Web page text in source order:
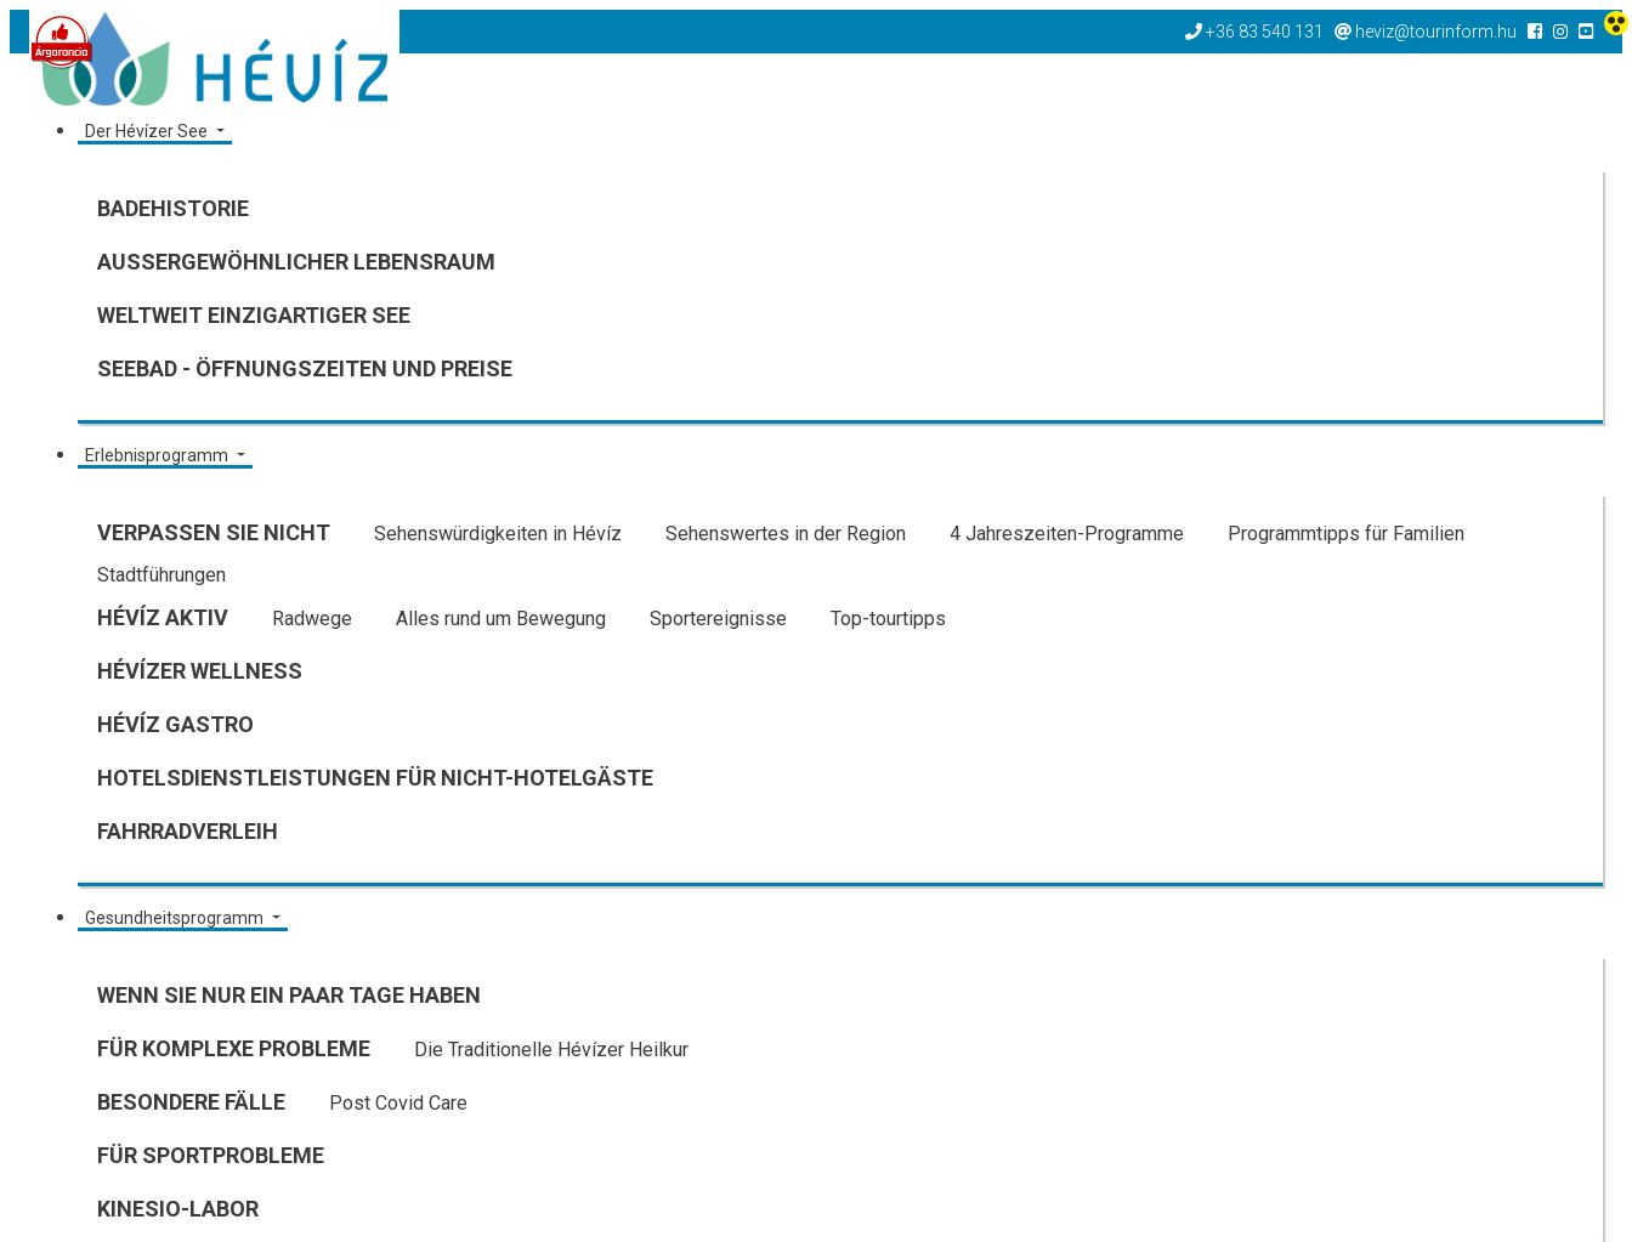
+36 83 540 131 heviz@tourinform.hu
Der Hévízer See
BADEHISTORIE
AUSSERGEWÖHNLICHER LEBENSRAUM
WELTWEIT EINZIGARTIGER SEE
SEEBAD - ÖFFNUNGSZEITEN UND PREISE
Erlebnisprogramm
VERPASSEN SIE NICHT Sehenswürdigkeiten in Hévíz Sehenswertes in der Region 4 Jahreszeiten-Programme
Programmtipps für Familien
Stadtführungen
HÉVÍZ AKTIV Radwege Alles rund um Bewegung Sportereignisse Top-tourtipps
HÉVÍZER WELLNESS
HÉVÍZ GASTRO
HOTELSDIENSTLEISTUNGEN FÜR NICHT-HOTELGÄSTE
FAHRRADVERLEIH
Gesundheitsprogramm
WENN SIE NUR EIN PAAR TAGE HABEN
FÜR KOMPLEXE PROBLEME Die Traditionelle Hévízer Heilkur
BESONDERE FÄLLE Post Covid Care
FÜR SPORTPROBLEME
KINESIO-LABOR